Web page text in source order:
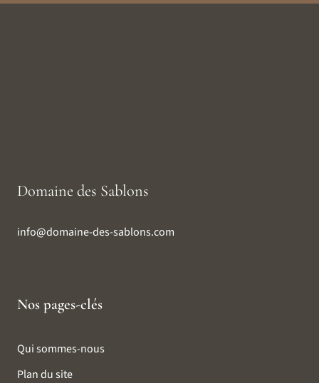
Domaine des Sablons
info@domaine-des-sablons.com
Nos pages-clés
Qui sommes-nous
Plan du site